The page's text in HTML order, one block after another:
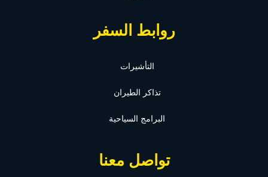
روابط السفر
التأشيرات
تذاكر الطيران
البرامج السياحية
تواصل معنا